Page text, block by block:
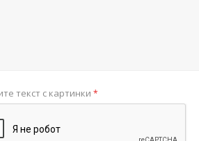
текст с картинки *